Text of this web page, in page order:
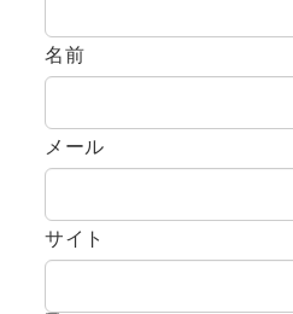
名前
メール
サイト